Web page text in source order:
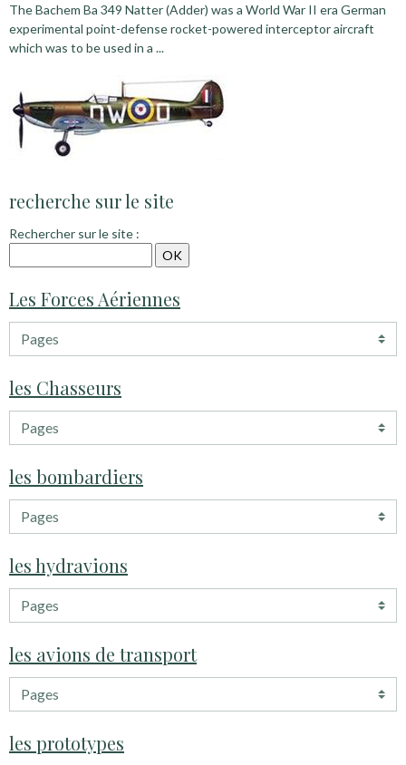
The Bachem Ba 349 Natter (Adder) was a World War II era German
experimental point-defense rocket-powered interceptor aircraft
which was to be used in a ...
recherche sur le site
Rechercher sur le site :
Les Forces Aériennes
les Chasseurs
les bombardiers
les hydravions
les avions de transport
les prototypes